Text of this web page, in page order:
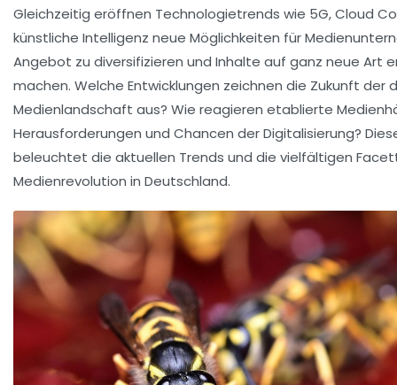
Gleichzeitig eröffnen Technologietrends wie 5G, Cloud
künstliche Intelligenz neue Möglichkeiten für
Angebot zu diversifizieren und Inhalte auf ganz neue Art
machen. Welche Entwicklungen zeichnen die Zukunft der
Medienlandschaft aus? Wie reagieren etablierte
Herausforderungen und Chancen der Digitalisierung?
beleuchtet die aktuellen Trends und die vielfältigen
Medienrevolution in Deutschland.